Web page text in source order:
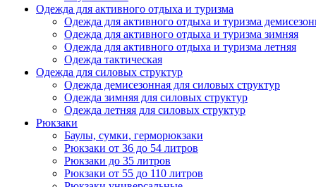
Одежда для активного отдыха и туризма
Одежда для активного отдыха и туризма
Одежда для активного отдыха и туризма зимняя
Одежда для активного отдыха и туризма летняя
Одежда тактическая
Одежда для силовых структур
Одежда демисезонная для силовых структур
Одежда зимняя для силовых структур
Одежда летняя для силовых структур
Рюкзаки
Баулы, сумки, герморюкзаки
Рюкзаки от 36 до 54 литров
Рюкзаки до 35 литров
Рюкзаки от 55 до 110 литров